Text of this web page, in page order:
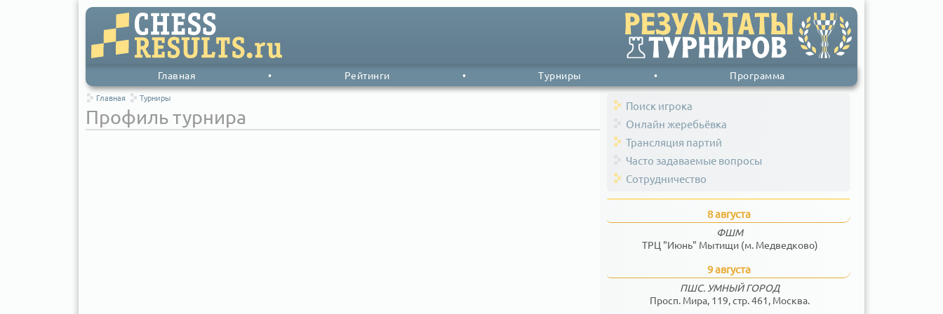
Главная • Рейтинги • Турниры • Программа
Главная Турниры
Профиль турнира
Поиск игрока
Онлайн жеребьёвка
Трансляция партий
Часто задаваемые вопросы
Сотрудничество
8 августа
ФШМ
ТРЦ "Июнь" Мытищи (м. Медведково)
9 августа
ПШС. УМНЫЙ ГОРОД
Просп. Мира, 119, стр. 461, Москва.